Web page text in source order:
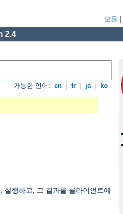
모듈
2.4
가능한 언어: en fr ja ko
실행하고, 그 결과를 클라이언트에